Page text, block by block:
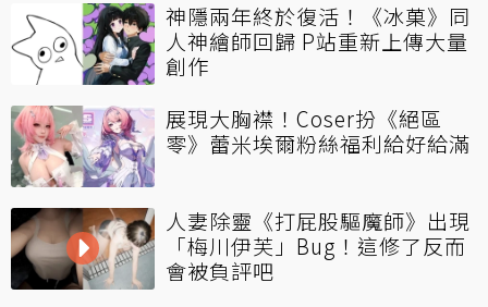
神隱兩年終於復活！《冰菓》同
人神繪師回歸 P站重新上傳大量
創作
展現大胸襟！Coser扮《絕區
零》蕾米埃爾粉絲福利給好給滿
人妻除靈《打屁股驅魔師》出現
「梅川伊芙」Bug！這修了反而
會被負評吧